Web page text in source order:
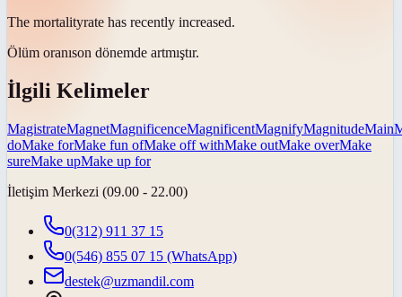
The mortalityrate has recently increased.
Ölüm oranıson dönemde artmıştır.
İlgili Kelimeler
MagistrateMagnetMagnificenceMagnificentMagnifyMagnitudeMain
doMake forMake fun ofMake off withMake outMake overMake
sureMake upMake up for
İletişim Merkezi (09.00 - 22.00)
0(312) 911 37 15
0(546) 855 07 15 (WhatsApp)
destek@uzmandil.com